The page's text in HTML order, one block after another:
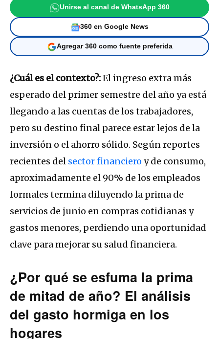
Unirse al canal de WhatsApp 360
360 en Google News
Agregar 360 como fuente preferida
¿Cuál es el contexto?:El ingreso extra más
esperado del primer semestre del año ya está
llegando a las cuentas de los trabajadores,
pero su destino final parece estar lejos de la
inversión o el ahorro sólido. Según reportes
recientes del sector financiero y de consumo,
aproximadamente el 90% de los empleados
formales termina diluyendo la prima de
servicios de junio en compras cotidianas y
gastos menores, perdiendo una oportunidad
clave para mejorar su salud financiera.
¿Por qué se esfuma la prima
de mitad de año? El análisis
del gasto hormiga en los
hogares